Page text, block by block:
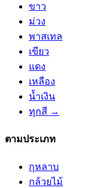
ขาว
ม่วง
พาสเทล
เขียว
แดง
เหลือง
น้ำเงิน
ทุกสี →
ตามประเภท
กุหลาบ
กล้วยไม้